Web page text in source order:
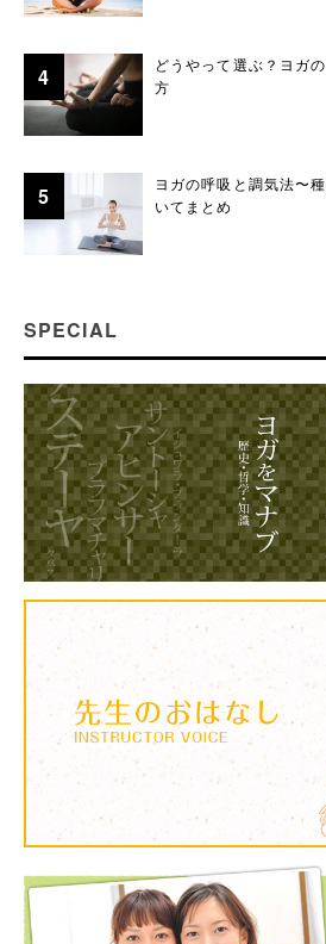
どうやって選ぶ？ヨガ
方
ヨガの呼吸と調気法〜
いてまとめ
SPECIAL